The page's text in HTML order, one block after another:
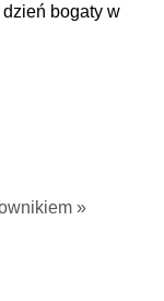
dzień bogaty w
»